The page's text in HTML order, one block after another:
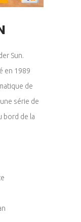
Sun.
en 1989
de
série de
bord de la